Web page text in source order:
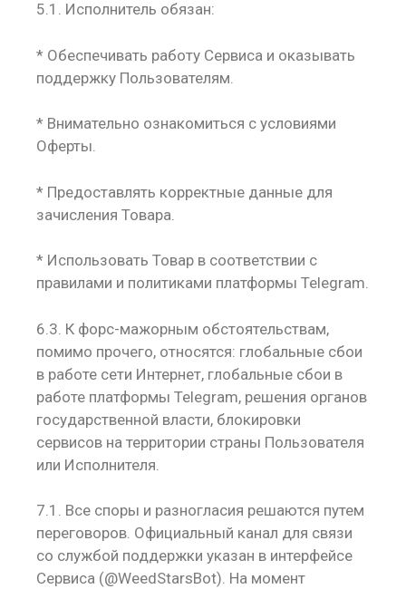
5.1. Исполнитель обязан:
* Обеспечивать работу Сервиса и оказывать
поддержку Пользователям.
* Внимательно ознакомиться с условиями
Оферты.
* Предоставлять корректные данные для
зачисления Товара.
* Использовать Товар в соответствии с
правилами и политиками платформы Telegram.
6.3. К форс-мажорным обстоятельствам,
помимо прочего, относятся: глобальные сбои
в работе сети Интернет, глобальные сбои в
работе платформы Telegram, решения органов
государственной власти, блокировки
сервисов на территории страны Пользователя
или Исполнителя.
7.1. Все споры и разногласия решаются путем
переговоров. Официальный канал для связи
со службой поддержки указан в интерфейсе
Сервиса (@WeedStarsBot). На момент